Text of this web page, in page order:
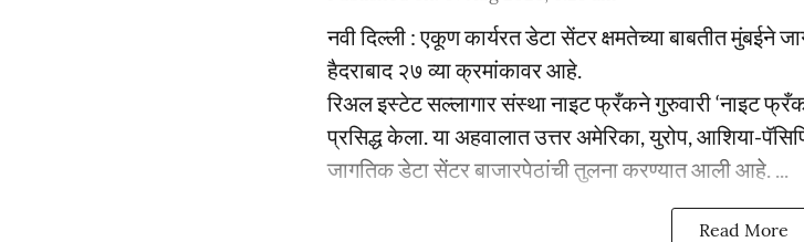
नवी दिल्ली : एकूण कार्यरत डेटा सेंटर क्षमतेच्या बाबतीत
हैदराबाद २७ व्या क्रमांकावर आहे.
रिअल इस्टेट सल्लागार संस्था नाइट फ्रँकने गुरुवारी ‘नाइट
प्रसिद्ध केला. या अहवालात उत्तर अमेरिका, युरोप, आशिया-
जागतिक डेटा सेंटर बाजारपेठांची तुलना करण्यात आली आहे. ...
Read More